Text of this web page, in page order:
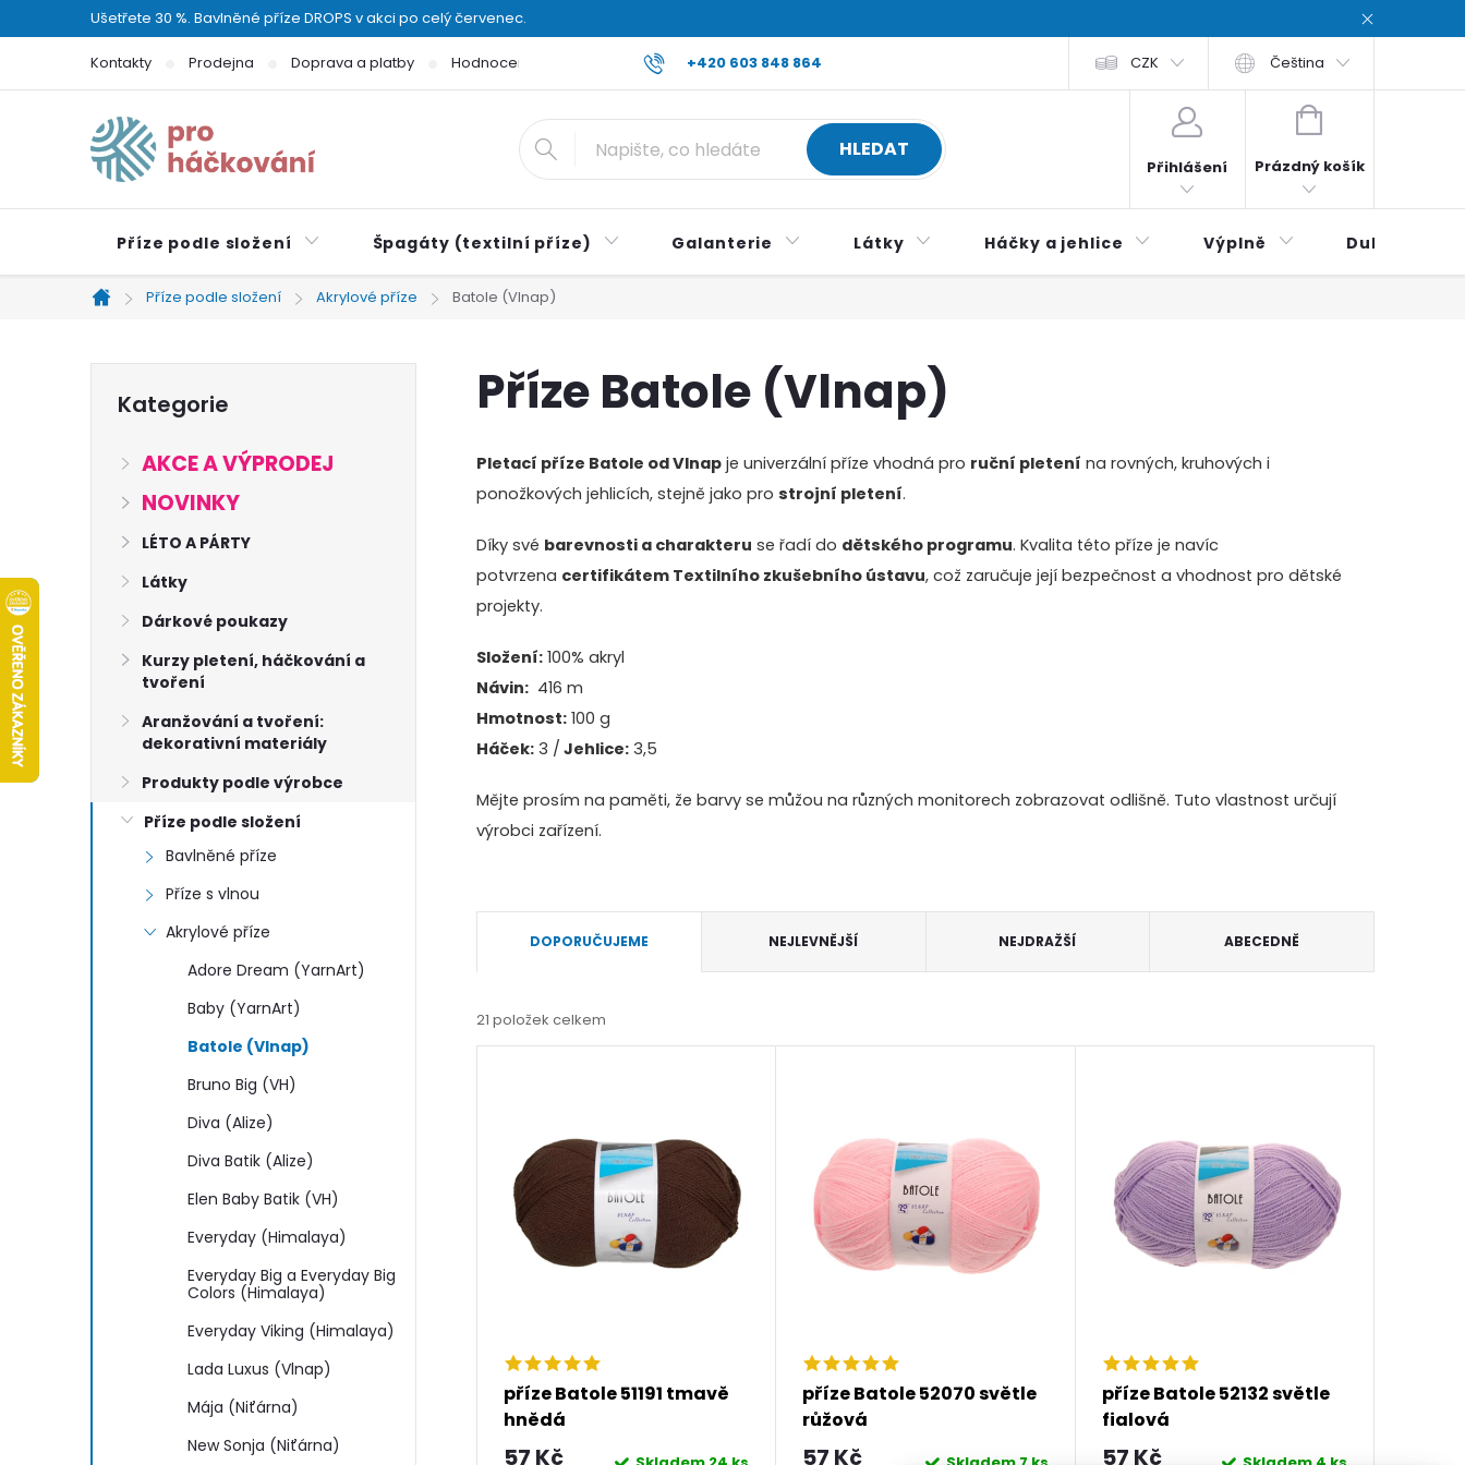
na
Ušetřete 30 %. Bavlněné příze DROPS v akci po celý červenec.
+420 603 848 864
Kontakty Prodejna Doprava a platby Hodnocení obchodu Reklamace a vrácení zboží Všeobecné obchodní podmínky Zásady ochrana osobních údajů / Privacy
CZK Čeština
HLEDAT
Přihlášení
NÁKUPNÍ
Prázdný košík
Příze podle složení Špagáty (textilní příze) Galanterie Látky Háčky a jehlice Výplně Duhová
Domů
Příze podle složení Akrylové příze Batole (Vlnap)
kategorie
Kategorie
AKCE A VÝPRODEJ
NOVINKY
LÉTO A PÁRTY
Látky
Dárkové poukazy
Kurzy pletení, háčkování a
tvoření
Aranžování a tvoření:
dekorativní materiály
Produkty podle výrobce
Příze podle složení
Bavlněné příze
Příze s vlnou
Akrylové příze
Adore Dream (YarnArt)
Baby (YarnArt)
Batole (Vlnap)
Bruno Big (VH)
Diva (Alize)
Diva Batik (Alize)
Elen Baby Batik (VH)
Everyday (Himalaya)
Everyday Big a Everyday Big
Colors (Himalaya)
Everyday Viking (Himalaya)
Lada Luxus (Vlnap)
Mája (Niťárna)
New Sonja (Niťárna)
Příze Batole (Vlnap)
Pletací příze Batole od Vlnap je univerzální příze vhodná pro ruční pletení na rovných, kruhových i
ponožkových jehlicích, stejně jako pro strojní pletení.
Díky své barevnosti a charakteru se řadí do dětského programu. Kvalita této příze je navíc
potvrzena certifikátem Textilního zkušebního ústavu, což zaručuje její bezpečnost a vhodnost pro dětské
projekty.
Složení: 100% akryl
Návin: 416 m
Hmotnost: 100 g
Háček: 3 / Jehlice: 3,5
Mějte prosím na paměti, že barvy se můžou na různých monitorech zobrazovat odlišně. Tuto vlastnost určují
výrobci zařízení.
a
z
DOPORUČUJEME NEJLEVNĚJŠÍ NEJDRAŽŠÍ ABECEDNĚ
21 položek celkem
příze Batole 51191 tmavě
hnědá
57 Kč
příze Batole 52070 světle
růžová
57 Kč
příze Batole 52132 světle
fialová
57 Kč